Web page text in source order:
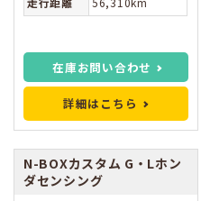
在庫お問い合わせ
詳細はこちら
N-BOXカスタム G・Lホン
ダセンシング